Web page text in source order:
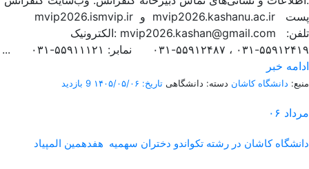
mvip2026.ismvip.ir و mvip2026.kashanu.ac.ir پست
الکترونیک: mvip2026.kashan@gmail.com تلفن:
۵۵۹۱۲۴۱۹-۰۳۱ ، ۵۵۹۱۲۴۸۷-۰۳۱ نمابر: ۵۵۹۱۱۱۲۱-۰۳۱ ...
ادامه خبر
منبع: دانشگاه کاشان دسته: دانشگاهی تاریخ: ۱۴۰۵/۰۵/۰۶ 9 بازدید
۰۶ مرداد
دانشگاه کاشان در رشته تکواندو دختران سهمیه هفدهمین المپیاد